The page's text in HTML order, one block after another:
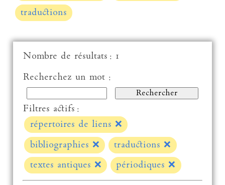
traductions
Nombre de résultats : 1
Recherchez un mot :
Filtres actifs :
répertoires de liens ❌
bibliographies ❌ traductions❌
textes antiques ❌ périodiques❌